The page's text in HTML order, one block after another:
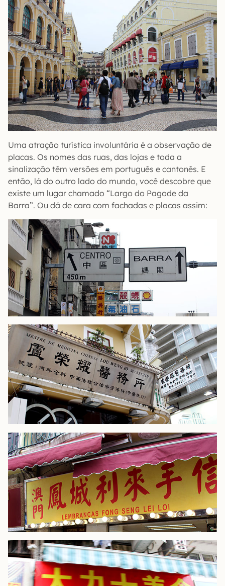
Uma atração turística involuntária é a observação de
placas. Os nomes das ruas, das lojas e toda a
sinalização têm versões em português e cantonês. E
então, lá do outro lado do mundo, você descobre que
existe um lugar chamado “Largo do Pagode da
Barra”. Ou dá de cara com fachadas e placas assim: